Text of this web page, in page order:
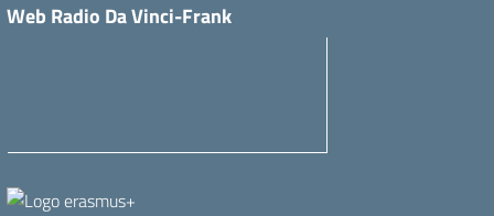
Web Radio Da Vinci-Frank